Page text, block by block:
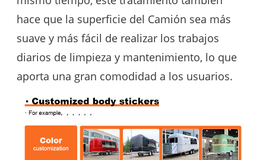
hace que la superficie del Camión sea más
suave y más fácil de realizar los trabajos
diarios de limpieza y mantenimiento, lo que
aporta una gran comodidad a los usuarios.